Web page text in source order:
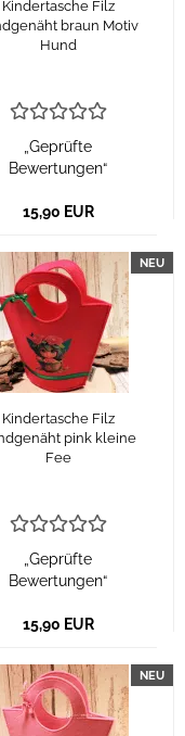
Kindertasche Filz
braun Motiv
Hund
„Geprüfte
Bewertungen“
15,90 EUR
NEU
Kindertasche Filz
pink kleine
Fee
„Geprüfte
Bewertungen“
15,90 EUR
NEU